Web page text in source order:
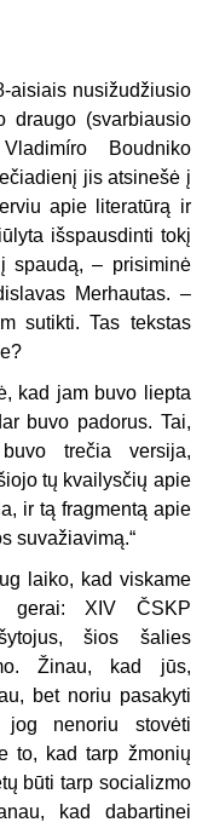
aisiais nusižudžiusio
draugo (svarbiausio
Boudniko
jis atsinešė į
apie literatūrą ir
išspausdinti tokį
spaudą, – prisiminė
Merhautas. –
sutikti. Tas tekstas
kad jam buvo liepta
buvo padorus. Tai,
trečia versija,
tų kvailysčių apie
ir tą fragmentą apie
suvažiavimą.“
laiko, kad viskame
gerai: XIV ČSKP
šios šalies
Žinau, kad jūs,
bet noriu pasakyti
nenoriu stovėti
to, kad tarp žmonių
būti tarp socializmo
kad dabartinei